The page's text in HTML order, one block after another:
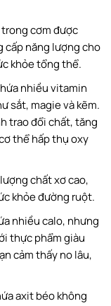
cơm được
cấp năng lượng cho
khỏe tổng thể.
nhiều vitamin
sắt, magie và kẽm.
trao đổi chất, tăng
thể hấp thụ oxy
chất xơ cao,
khỏe đường ruột.
nhiều calo, nhưng
thực phẩm giàu
cảm thấy no lâu,
axit béo không